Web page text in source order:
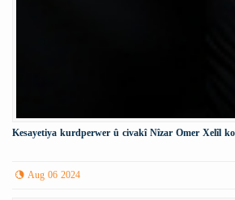
Kesayetiya kurdperwer û civakî Nîzar Omer Xelîl
Aug 06 2024